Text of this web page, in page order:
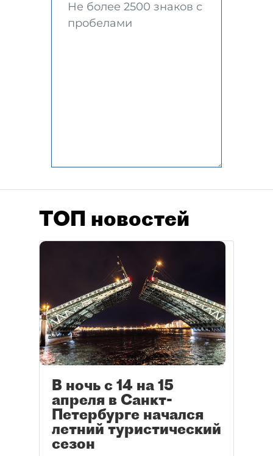
ТОП новостей
В ночь с 14 на 15
апреля в Санкт-
Петербурге начался
летний туристический
сезон